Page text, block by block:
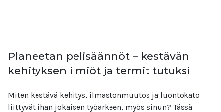
Planeetan pelisäännöt – kestävän
kehityksen ilmiöt ja termit tutuksi
Miten kestävä kehitys, ilmastonmuutos ja luontokato
liittyvät ihan jokaisen työarkeen, myös sinun? Tässä